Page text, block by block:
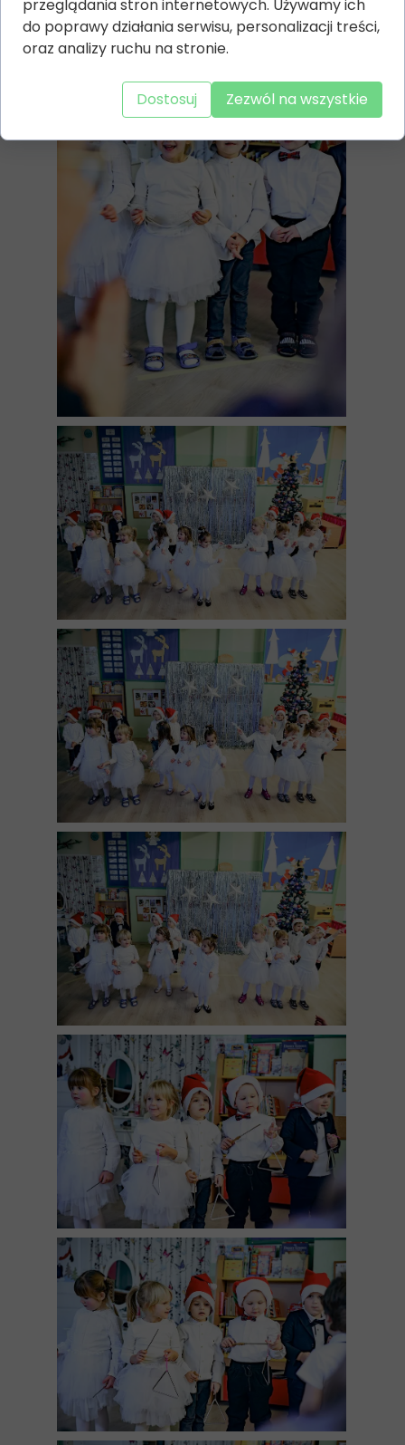
przeglądania stron internetowych. Używamy ich
do poprawy działania serwisu, personalizacji treści,
oraz analizy ruchu na stronie.
Dostosuj Zezwól na wszystkie